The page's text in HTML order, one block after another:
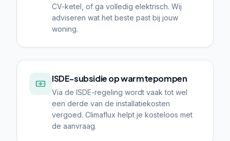
CV-ketel, of ga volledig elektrisch. Wij
adviseren wat het beste past bij jouw
woning.
ISDE-subsidie op warmtepompen
Via de ISDE-regeling wordt vaak tot wel
een derde van de installatiekosten
vergoed. Climaflux helpt je kosteloos met
de aanvraag.